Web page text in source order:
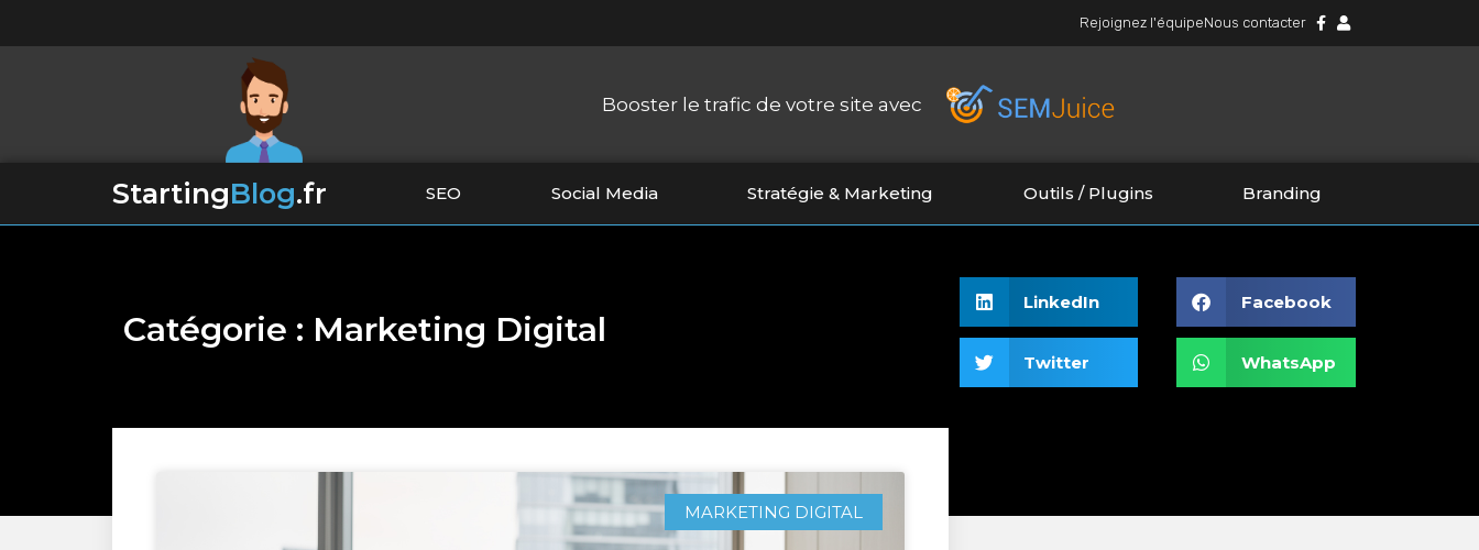
Rejoignez l'équipeNous contacter
Booster le trafic de votre site avec
StartingBlog.fr SEO Social Media Stratégie & Marketing Outils / Plugins Branding
Catégorie : Marketing Digital
LinkedIn Facebook
Twitter WhatsApp
MARKETING DIGITAL